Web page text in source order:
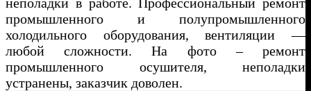
промышленного и полупромышленного
холодильного оборудования, вентиляции —
любой сложности. На фото – ремонт
промышленного осушителя, неполадки
устранены, заказчик доволен.